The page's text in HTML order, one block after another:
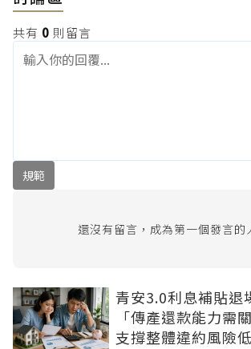
共有 0 則留言
規範
還沒有留言，成為第一個發言的
青安3.0利息補貼退
「傳產還款能力需
支撐整體違約風險低